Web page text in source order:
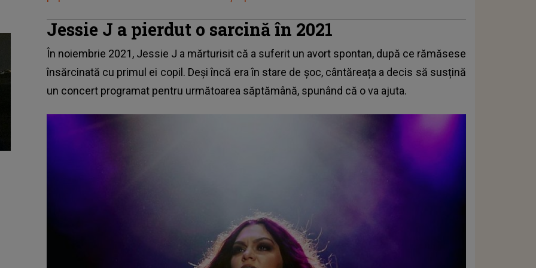
Jessie J a pierdut o sarcină în 2021
În noiembrie 2021, Jessie J a mărturisit că a suferit un avort spontan, după ce rămăsese
însărcinată cu primul ei copil. Deși încă era în stare de șoc, cântăreața a decis să susțină
un concert programat pentru următoarea săptămână, spunând că o va ajuta.